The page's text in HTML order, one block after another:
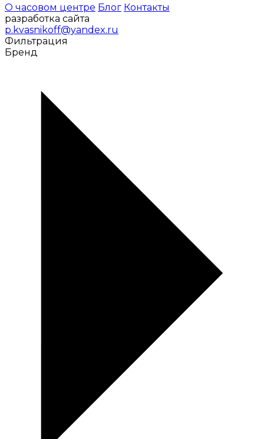
О часовом центре Блог Контакты
разработка сайта
p.kvasnikoff@yandex.ru
Фильтрация
Бренд